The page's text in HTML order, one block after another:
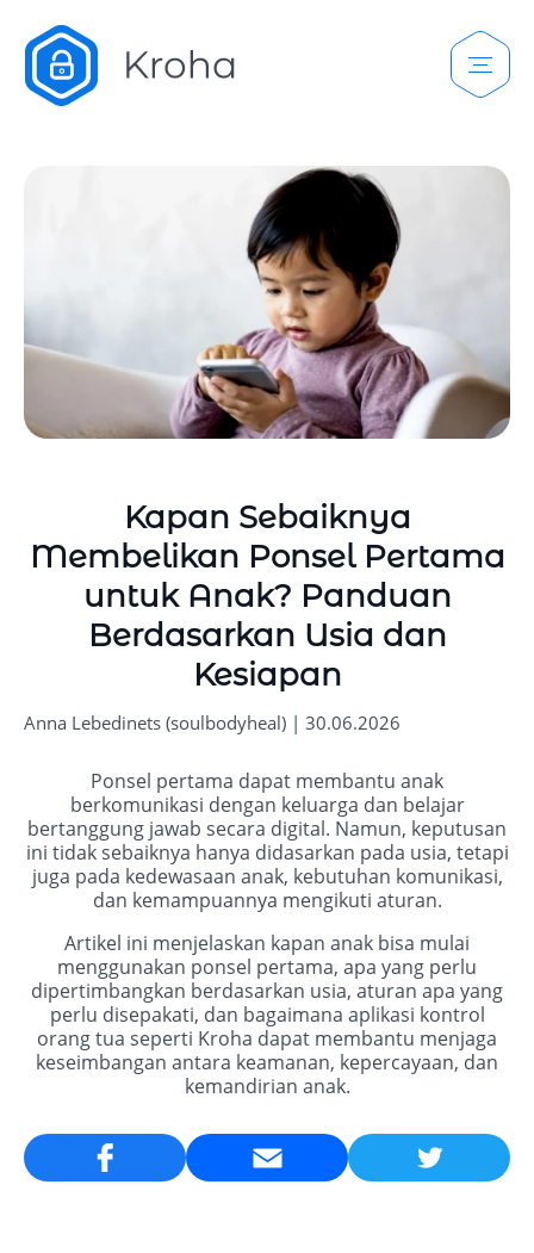
Kapan Sebaiknya
Membelikan Ponsel Pertama
untuk Anak? Panduan
Berdasarkan Usia dan
Kesiapan
Anna Lebedinets (soulbodyheal) | 30.06.2026
Ponsel pertama dapat membantu anak
berkomunikasi dengan keluarga dan belajar
bertanggung jawab secara digital. Namun, keputusan
ini tidak sebaiknya hanya didasarkan pada usia, tetapi
juga pada kedewasaan anak, kebutuhan komunikasi,
dan kemampuannya mengikuti aturan.
Artikel ini menjelaskan kapan anak bisa mulai
menggunakan ponsel pertama, apa yang perlu
dipertimbangkan berdasarkan usia, aturan apa yang
perlu disepakati, dan bagaimana aplikasi kontrol
orang tua seperti Kroha dapat membantu menjaga
keseimbangan antara keamanan, kepercayaan, dan
kemandirian anak.
Email